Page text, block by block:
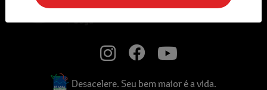
Desacelere. Seu bem maior é a vida.